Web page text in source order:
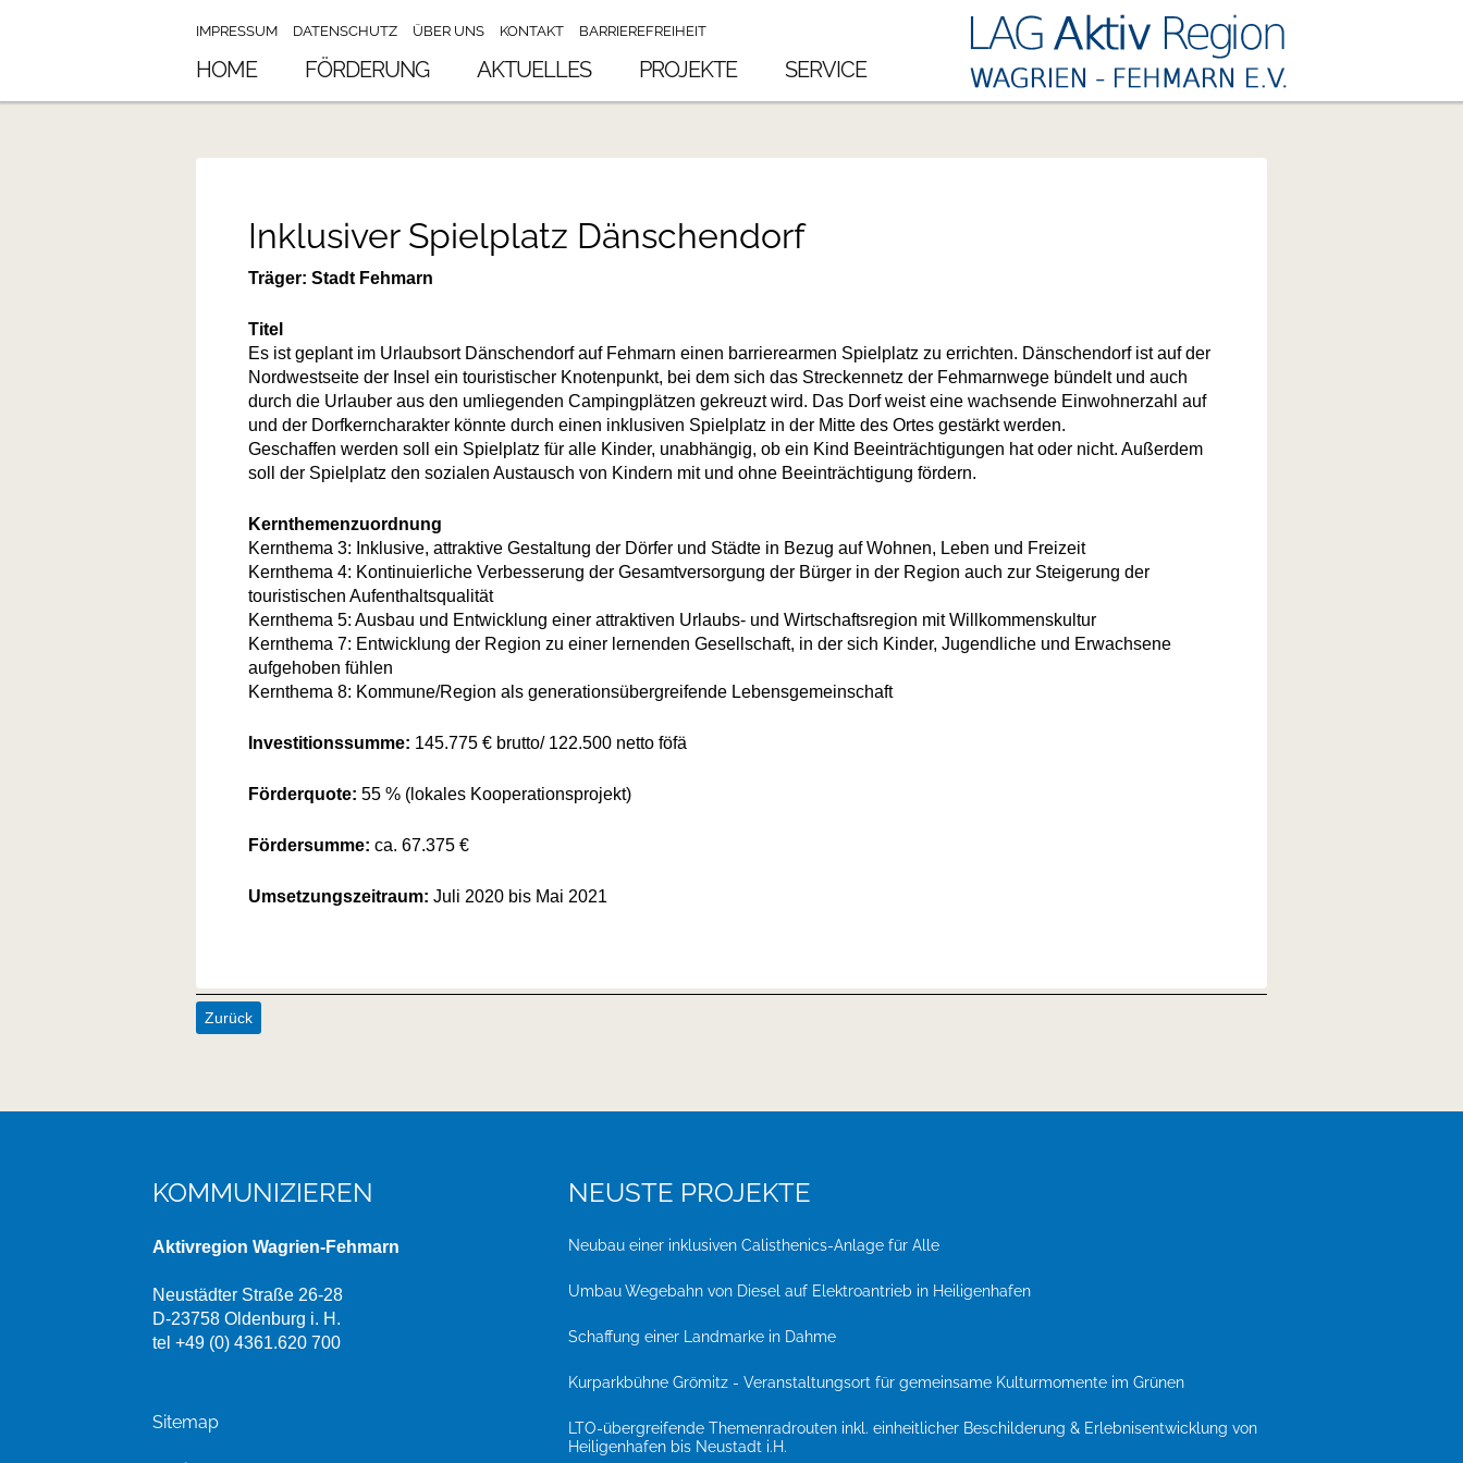
IMPRESSUM DATENSCHUTZ ÜBER UNS KONTAKT BARRIEREFREIHEIT
HOME FÖRDERUNG AKTUELLES PROJEKTE SERVICE
Inklusiver Spielplatz Dänschendorf
Träger: Stadt Fehmarn
Titel
Es ist geplant im Urlaubsort Dänschendorf auf Fehmarn einen barrierearmen Spielplatz zu errichten. Dänschendorf ist auf der
Nordwestseite der Insel ein touristischer Knotenpunkt, bei dem sich das Streckennetz der Fehmarnwege bündelt und auch
durch die Urlauber aus den umliegenden Campingplätzen gekreuzt wird. Das Dorf weist eine wachsende Einwohnerzahl auf
und der Dorfkerncharakter könnte durch einen inklusiven Spielplatz in der Mitte des Ortes gestärkt werden.
Geschaffen werden soll ein Spielplatz für alle Kinder, unabhängig, ob ein Kind Beeinträchtigungen hat oder nicht. Außerdem
soll der Spielplatz den sozialen Austausch von Kindern mit und ohne Beeinträchtigung fördern.
Kernthemenzuordnung
Kernthema 3: Inklusive, attraktive Gestaltung der Dörfer und Städte in Bezug auf Wohnen, Leben und Freizeit
Kernthema 4: Kontinuierliche Verbesserung der Gesamtversorgung der Bürger in der Region auch zur Steigerung der
touristischen Aufenthaltsqualität
Kernthema 5: Ausbau und Entwicklung einer attraktiven Urlaubs- und Wirtschaftsregion mit Willkommenskultur
Kernthema 7: Entwicklung der Region zu einer lernenden Gesellschaft, in der sich Kinder, Jugendliche und Erwachsene
aufgehoben fühlen
Kernthema 8: Kommune/Region als generationsübergreifende Lebensgemeinschaft
Investitionssumme: 145.775 € brutto/ 122.500 netto föfä
Förderquote: 55 % (lokales Kooperationsprojekt)
Fördersumme: ca. 67.375 €
Umsetzungszeitraum: Juli 2020 bis Mai 2021
Zurück
KOMMUNIZIEREN
Aktivregion Wagrien-Fehmarn
Neustädter Straße 26-28
D-23758 Oldenburg i. H.
tel +49 (0) 4361.620 700
Sitemap
NEUSTE PROJEKTE
Neubau einer inklusiven Calisthenics-Anlage für Alle
Umbau Wegebahn von Diesel auf Elektroantrieb in Heiligenhafen
Schaffung einer Landmarke in Dahme
Kurparkbühne Grömitz - Veranstaltungsort für gemeinsame Kulturmomente im Grünen
LTO-übergreifende Themenradrouten inkl. einheitlicher Beschilderung & Erlebnisentwicklung von
Heiligenhafen bis Neustadt i.H.